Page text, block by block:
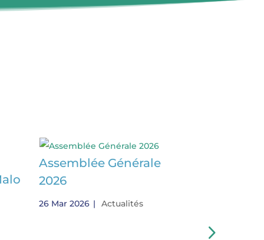
Assemblée Générale
2026
26 Mar 2026 | Actualités